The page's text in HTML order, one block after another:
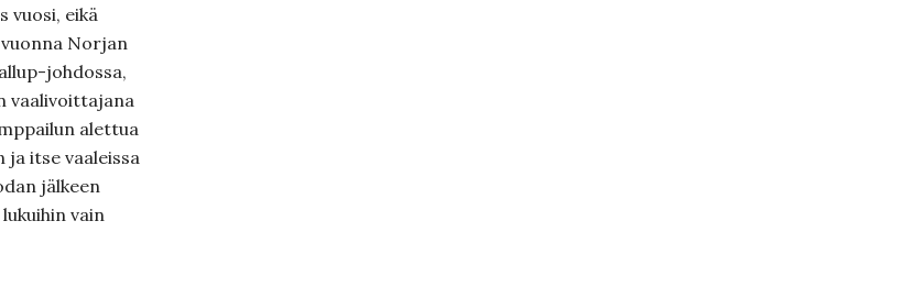
vuosi, eikä
Norjan
johdossa,
vaalivoittajana
alettua
ja itse vaaleissa
jälkeen
vain